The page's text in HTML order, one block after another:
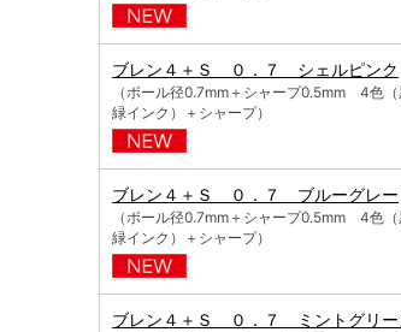
ブレン４＋Ｓ ０．７ シェルピンク
（ボール径0.7mm＋シャープ0.5mm 4色（
緑インク）＋シャープ）
ブレン４＋Ｓ ０．７ ブルーグレー
（ボール径0.7mm＋シャープ0.5mm 4色（
緑インク）＋シャープ）
ブレン４＋Ｓ ０．７ ミントグリー